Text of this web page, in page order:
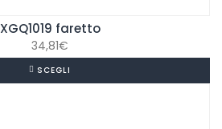
XGQ1019 faretto
34,81€
SCEGLI